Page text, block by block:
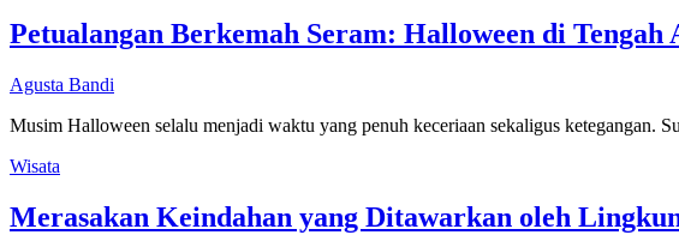
Petualangan Berkemah Seram: Halloween di Tengah
Agusta Bandi
Musim Halloween selalu menjadi waktu yang penuh keceriaan sekaligus ketegangan.
Wisata
Merasakan Keindahan yang Ditawarkan oleh